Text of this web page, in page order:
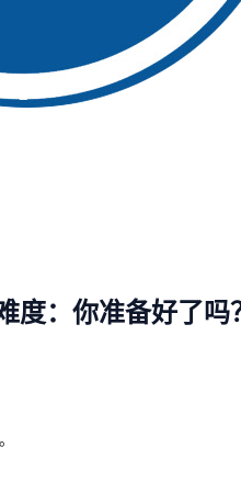
度：你准备好了吗